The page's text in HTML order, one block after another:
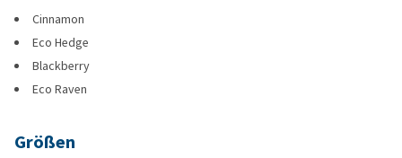
Cinnamon
Eco Hedge
Blackberry
Eco Raven
Größen